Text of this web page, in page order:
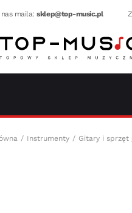
nas maila:sklep@top-music.pl
Instrumenty Gitary i sprzęt